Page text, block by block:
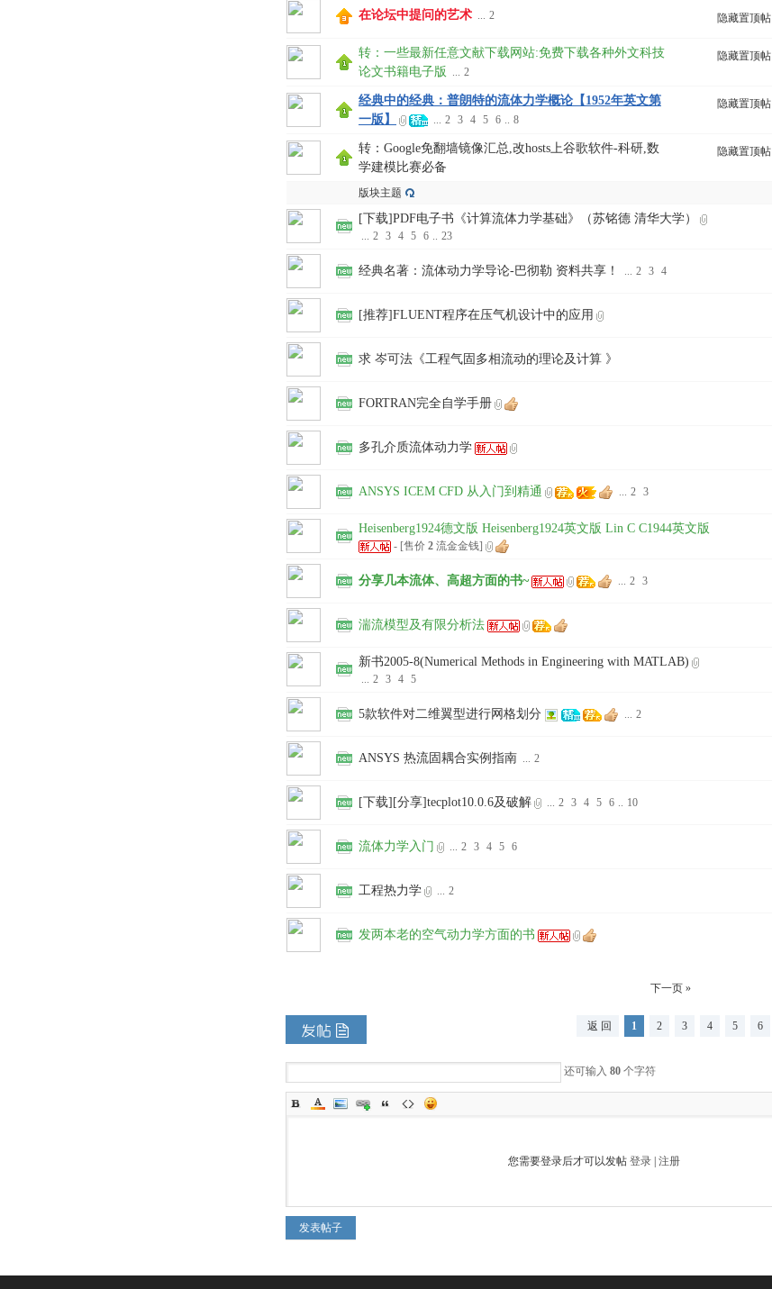
隐藏置顶帖
在论坛中提问的艺术 ... 2
隐藏置顶帖
转：一些最新任意文献下载网站:免费下载各种外文科技
论文书籍电子版
... 2
隐藏置顶帖
经典中的经典：普朗特的流体力学概论【1952年英文第
一版】
... 2 3 4 5 6 .. 8
隐藏置顶帖
转：Google免翻墙镜像汇总,改hosts上谷歌软件-科研,数
学建模比赛必备
版块主题
[下载]PDF电子书《计算流体力学基础》（苏铭德 清华大学）
... 2 3 4 5 6 .. 23
经典名著：流体动力学导论-巴彻勒 资料共享！ ... 2 3 4
[推荐]FLUENT程序在压气机设计中的应用
求 岑可法《工程气固多相流动的理论及计算 》
FORTRAN完全自学手册
多孔介质流体动力学
ANSYS ICEM CFD 从入门到精通 ... 2 3
Heisenberg1924德文版 Heisenberg1924英文版 Lin C C1944英文版
- [售价 2 流金金钱]
分享几本流体、高超方面的书~ ... 2 3
湍流模型及有限分析法
新书2005-8(Numerical Methods in Engineering with MATLAB)
... 2 3 4 5
5款软件对二维翼型进行网格划分 ... 2
ANSYS 热流固耦合实例指南 ... 2
[下载][分享]tecplot10.0.6及破解 ... 2 3 4 5 6 .. 10
流体力学入门 ... 2 3 4 5 6
工程热力学 ... 2
发两本老的空气动力学方面的书
下一页 »
1 2 3 4 5 6
返 回
还可输入 80 个字符
您需要登录后才可以发帖 登录 注册
发表帖子